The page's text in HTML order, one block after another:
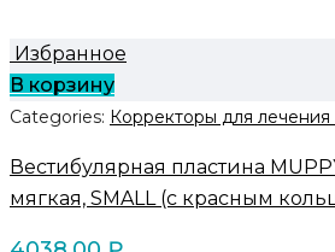
Избранное
В корзину
Categories: Корректоры для
Вестибулярная пластина
мягкая, SMALL (с красным